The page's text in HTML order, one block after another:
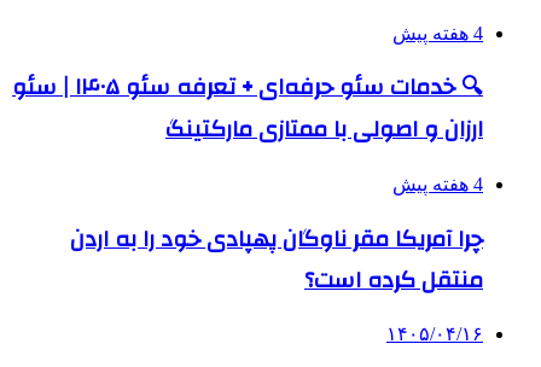
4 هفته پیش
🔍 خدمات سئو حرفه‌ای + تعرفه سئو ۱۴۰۵ | سئو
ارزان و اصولی با ممتازی مارکتینگ
4 هفته پیش
چرا آمریکا مقر ناوگان پهپادی خود را به اردن
منتقل کرده است؟
۱۴۰۵/۰۴/۱۶